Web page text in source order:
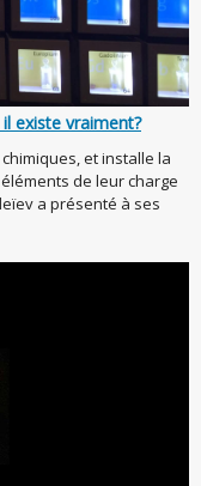
existe vraiment?
et installe la
de leur charge
a présenté à ses